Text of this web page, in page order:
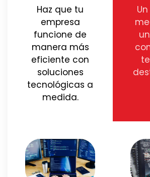
Haz que tu
empresa
funcione de
manera más
eficiente con
soluciones
tecnológicas a
medida.